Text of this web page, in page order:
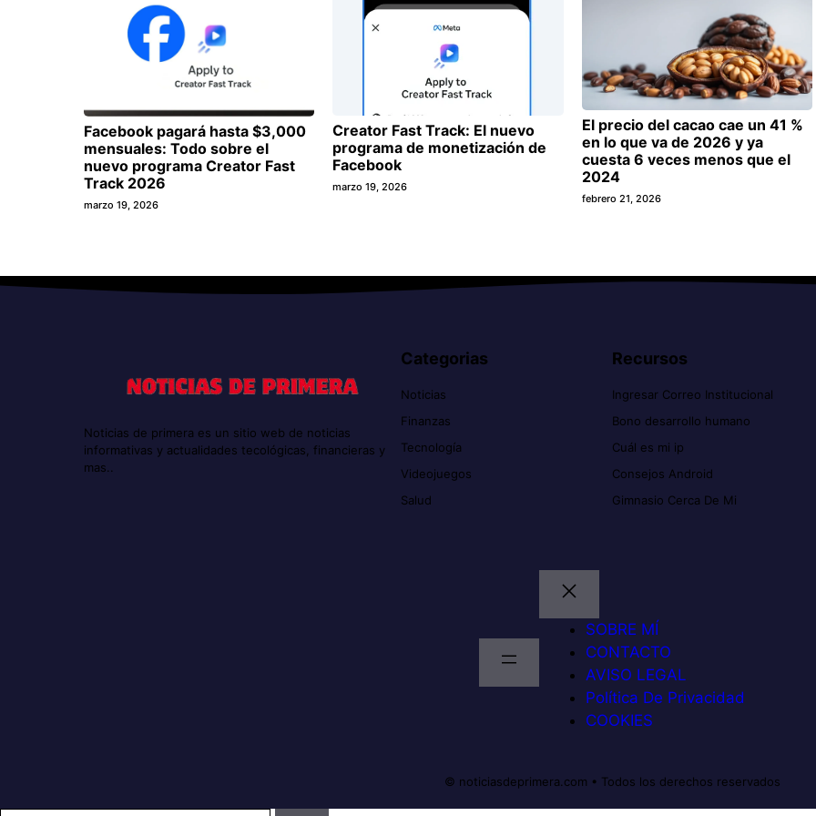
Facebook pagará hasta $3,000
mensuales: Todo sobre el
nuevo programa Creator Fast
Track 2026
marzo 19, 2026
Creator Fast Track: El nuevo
programa de monetización de
Facebook
marzo 19, 2026
El precio del cacao cae un 41 %
en lo que va de 2026 y ya
cuesta 6 veces menos que el
2024
febrero 21, 2026
Noticias de primera es un sitio web de noticias
informativas y actualidades tecológicas, financieras y
mas..
Categorias
Noticias
Finanzas
Tecnología
Videojuegos
Salud
Recursos
Ingresar Correo Institucional
Bono desarrollo humano
Cuál es mi ip
Consejos Android
Gimnasio Cerca De Mi
SOBRE MÍ
CONTACTO
AVISO LEGAL
Política De Privacidad
COOKIES
© noticiasdeprimera.com • Todos los derechos reservados